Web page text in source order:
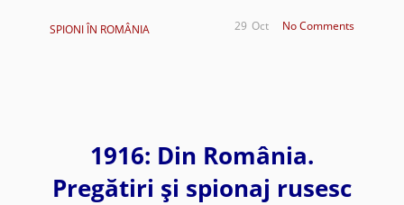
SPIONI ÎN ROMÂNIA No Comments
Oct
29
1916: Din România.
Pregătiri şi spionaj rusesc